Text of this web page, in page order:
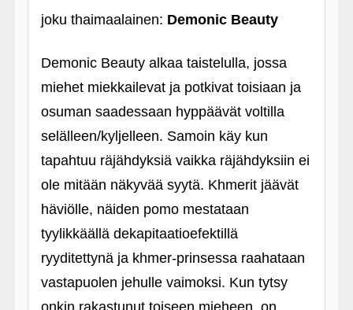
joku thaimaalainen: Demonic Beauty
Demonic Beauty alkaa taistelulla, jossa
miehet miekkailevat ja potkivat toisiaan ja
osuman saadessaan hyppäävät voltilla
selälleen/kyljelleen. Samoin käy kun
tapahtuu räjähdyksiä vaikka räjähdyksiin ei
ole mitään näkyvää syytä. Khmerit jäävät
häviölle, näiden pomo mestataan
tyylikkäällä dekapitaatioefektillä
ryyditettynä ja khmer-prinsessa raahataan
vastapuolen jehulle vaimoksi. Kun tytsy
onkin rakastunut toiseen mieheen, on